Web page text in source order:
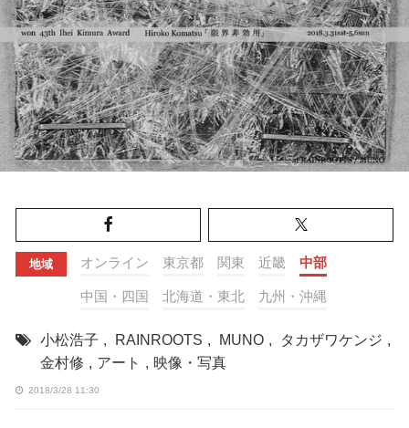
地域 オンライン 東京都 関東 近畿 中部
中国・四国 北海道・東北 九州・沖縄
小松浩子 , RAINROOTS , MUNO , タカザワケンジ ,
金村修 , アート , 映像・写真
2018/3/28 11:30